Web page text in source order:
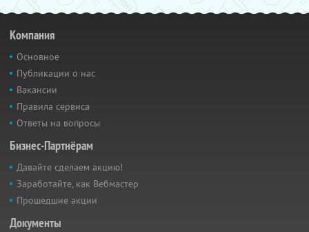
Компания
Основное
Публикации о нас
Вакансии
Правила сервиса
Ответы на вопросы
Бизнес-Партнёрам
Давайте сделаем акцию!
Заработайте, как Вебмастер
Прошедшие акции
Документы